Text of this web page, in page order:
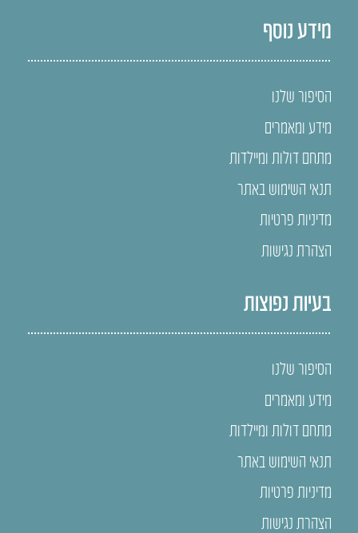
מידע נוסף
הסיפור שלנו
מידע ומאמרים
מתחם דולות ומיילדות
תנאי השימוש באתר
מדיניות פרטיות
הצהרת נגישות
בעיות נפוצות
הסיפור שלנו
מידע ומאמרים
מתחם דולות ומיילדות
תנאי השימוש באתר
מדיניות פרטיות
הצהרת נגישות